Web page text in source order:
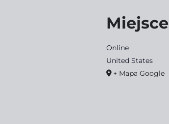
Miejsce
Online
United States
+ Mapa Google